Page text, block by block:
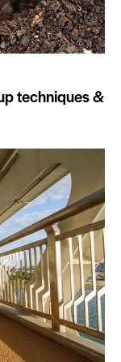
techniques &